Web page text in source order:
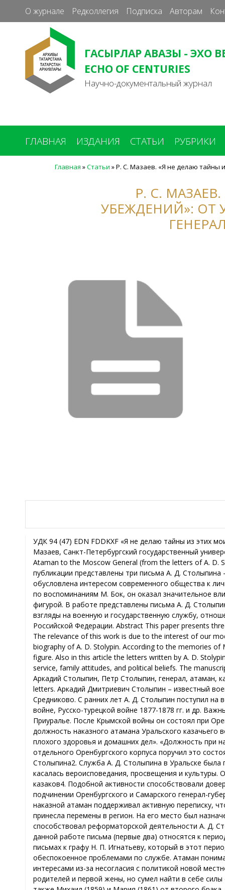
О журнале Редколлегия Подписка Авторам
ГАСЫРЛАР АВАЗЫ - ЭХО
ECHO OF CENTURIES
Научно-документальный журнал
ГЛАВНАЯ ИЗДАНИЯ СТАТЬИ РУБРИКИ
Главная »Статьи »Р. С. Мазаев. «Я не делаю тайны
Р. С.
УБЕЖДЕНИЙ»: ОТ
УДК 94 (47) EDN FDDKXF «Я не делаю тайны из этих моих убеждений»: от уральского атамана до московского генерала (из писем А. Д. Столыпина) Р. С. Мазаев, Санкт-Петербургский государственный университет, г. Санкт-Петербург, Российская Федерация “I do not make a secret of my beliefs”: from the Ural Ataman to the Moscow General (from the letters of A. D. Stolypin) R.S. Mazaev, St. Petersburg State University, St. Petersburg, the Russian Federation Аннотация В публикации представлены три письма А. Д. Столыпина – известного генерала второй половины XIX в., отца П. А. Столыпина. Актуальность работы обусловлена интересом современного общества к личности П. А. Столыпина и его семье, что делает важным изучение биографии А. Д. Столыпина. Судя по воспоминаниям М. Бок, он оказал значительное влияние на формирование взглядов своего сына, однако до сих пор остается малоизученной фигурой. В работе представлены письма А. Д. Столыпина графу Н. П. Игнатьеву, расположенные в хронологическом порядке, которые раскрывают его взгляды на военную и государственную службу, отношение к семье и политические убеждения. Рукописи документов хранятся в Государственном архиве Российской Федерации. Abstract This paper presents three letters of A. D. Stolypin – famous general of the second half of the XIXth century, father of P. A. Stolypin. The relevance of this work is due to the interest of our modern society in the personality of P. A. Stolypin and his family, which makes an important study of the biography of A. D. Stolypin. According to the memories of M. Bok, he had a significant influence on the formation of his son’s views, but still remains a little-known figure. Also in this article the letters written by A. D. Stolypin to Count N. P. Ignatiev are in the chronological order and reveal his views on the military and public service, family attitudes, and political beliefs. The manuscripts of the documents are stored in the State Archives of the Russian Federation. Ключевые слова Аркадий Столыпин, Петр Столыпин, генерал, атаман, казаки, взгляды, письма. Keywords Arkady Stolypin, Peter Stolypin, general, ataman, cossacks, views, letters. Аркадий Дмитриевич Столыпин – известный военный и государственный деятель. Он родился в 1822 г. и провел детство в имении отца Средниково. С ранних лет А. Д. Столыпин поступил на военную службу и принимал участие во многих конфликтах: подавлении Весны народов, Крымской войне, Русско-турецкой войне 1877-1878 гг. и др. Важным этапом в профессиональном и личном становлении А. Д. Столыпина стало его пребывание в Приуралье. После Крымской войны он состоял при Оренбургском и Самарском генерал-губернаторе1. В 1857 г. А. Д. Столыпин был назначен на должность наказного атамана Уральского казачьего войска. К. К. Гекке, прежде занимавший эту должность с 1845 г., решил уйти в отставку «из-за плохого здоровья и домашних дел». «Должность при настоящем положении дел в войске не может оставаться вакантной, поэтому командир отдельного Оренбургского корпуса поручил это состоящему при нем флигель-адъютантом Столыпину» – сказано в документах о назначении А. Д. Столыпина2. Служба А. Д. Столыпина в Уральске была плодотворна и достаточно освещена в литературе3. Его деятельность помимо военных вопросов касалась вероисповедания, просвещения и культуры. Он открывал учебные заведения, занимался благоустройством города, боролся с расколом среди казаков4. Подобной активности способствовали доверительные отношения с начальством. Уральское войско находилось в административном подчинении Оренбургского и Самарского генерал-губернаторства. С А. А. Катениным, занимавшим должность генерал-губернатора с